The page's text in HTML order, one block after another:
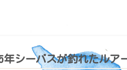
年シーバスが釣れたルア